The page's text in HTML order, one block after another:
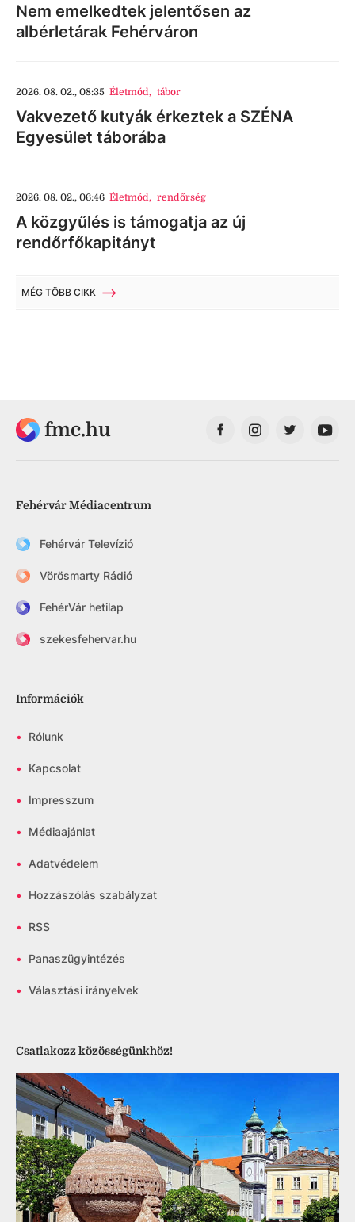
Nem emelkedtek jelentősen az
albérletárak Fehérváron
2026. 08. 02., 08:35 Életmód, tábor
Vakvezető kutyák érkeztek a SZÉNA
Egyesület táborába
2026. 08. 02., 06:46 Életmód, rendőrség
A közgyűlés is támogatja az új
rendőrfőkapitányt
MÉG TÖBB CIKK
fmc.hu
Fehérvár Médiacentrum
Fehérvár Televízió
Vörösmarty Rádió
FehérVár hetilap
szekesfehervar.hu
Információk
• Rólunk
• Kapcsolat
• Impresszum
• Médiaajánlat
• Adatvédelem
• Hozzászólás szabályzat
• RSS
• Panaszügyintézés
• Választási irányelvek
Csatlakozz közösségünkhöz!